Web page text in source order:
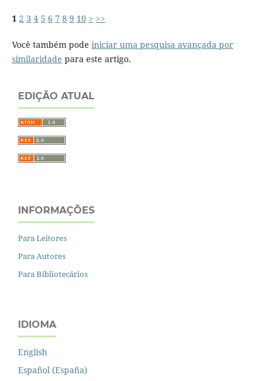
1 2 3 4 5 6 7 8 9 10 > >>
Você também pode iniciar uma pesquisa avançada por
similaridade para este artigo.
EDIÇÃO ATUAL
INFORMAÇÕES
Para Leitores
Para Autores
Para Bibliotecários
IDIOMA
English
Español (España)